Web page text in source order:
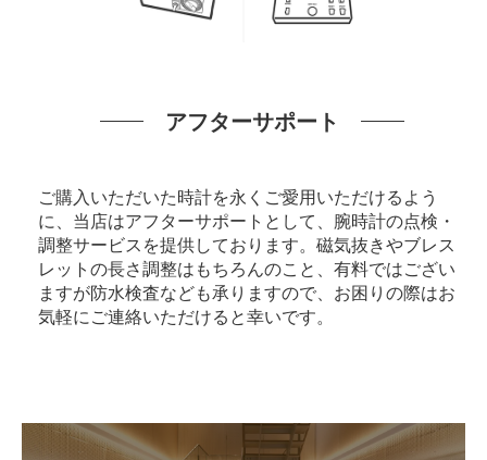
アフターサポート
ご購入いただいた時計を永くご愛用いただけるよう
に、当店はアフターサポートとして、腕時計の点検・
調整サービスを提供しております。磁気抜きやブレス
レットの長さ調整はもちろんのこと、有料ではござい
ますが防水検査なども承りますので、お困りの際はお
気軽にご連絡いただけると幸いです。